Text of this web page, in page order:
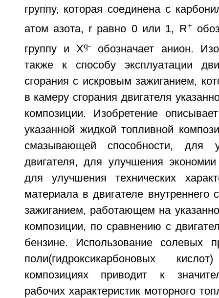
группу, которая соединена с
атом азота, r равно 0 или 1, R+
группу и Хq-
обозначает анион.
также к способу эксплуатации
сгорания с искровым зажиганием,
в камеру сгорания двигателя
композиции. Изобретение
указанной жидкой топливной
смазывающей способности, для
двигателя, для улучшения
для улучшения технических
материала в двигателе внутреннего
зажиганием, работающем на
композиции, по сравнению с
бензине. Использование солевых
поли(гидроксикарбоновых
композициях приводит к
рабочих характеристик моторного